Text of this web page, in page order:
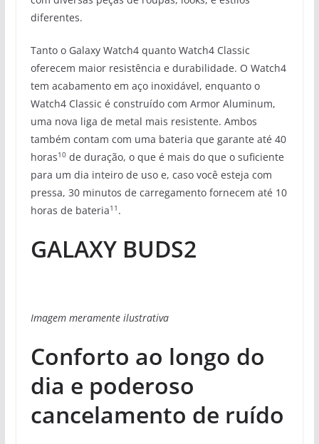
diferentes.
Tanto o Galaxy Watch4 quanto Watch4 Classic
oferecem maior resistência e durabilidade. O Watch4
tem acabamento em aço inoxidável, enquanto o
Watch4 Classic é construído com Armor Aluminum,
uma nova liga de metal mais resistente. Ambos
também contam com uma bateria que garante até 40
horas10de duração, o que é mais do que o suficiente
para um dia inteiro de uso e, caso você esteja com
pressa, 30 minutos de carregamento fornecem até 10
horas de bateria11 .
GALAXY BUDS2
Imagem meramente ilustrativa
Conforto ao longo do
dia e poderoso
cancelamento de ruído